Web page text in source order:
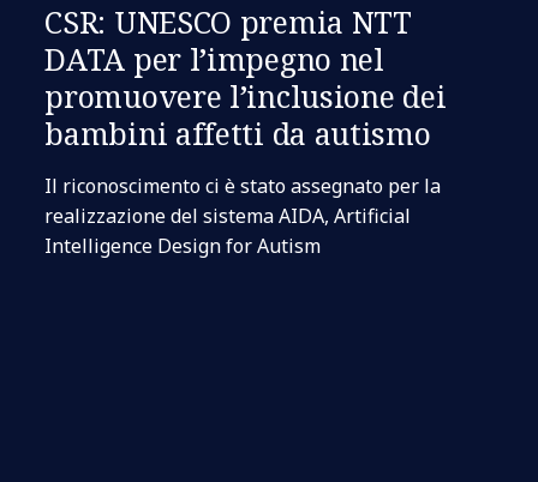
CSR: UNESCO premia NTT
DATA per l’impegno nel
promuovere l’inclusione dei
bambini affetti da autismo
Il riconoscimento ci è stato assegnato per la
realizzazione del sistema AIDA, Artificial
Intelligence Design for Autism